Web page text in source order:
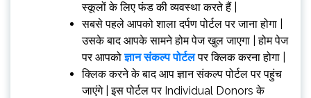
स्कूलों के लिए फंड की व्यवस्था करते हैं |
सबसे पहले आपको शाला दर्पण पोर्टल पर जाना होगा |
उसके बाद आपके सामने होम पेज खुल जाएगा | होम पेज
पर आपकोज्ञान संकल्प पोर्टलपर क्लिक करना होगा |
क्लिक करने के बाद आप ज्ञान संकल्प पोर्टल पर पहुंच
जाएंगे | इस पोर्टल पर Individual Donors के